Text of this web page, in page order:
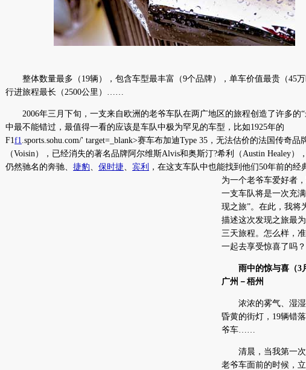
整体数量最多（19辆），包含车型最丰富（9个品牌），单车价值最贵（45万
行进旅程最长（2500公里）……
2006年三月下旬，一支来自欧洲的老爷车队在两广地区的旅程创造了许多的“
中最不能错过，最值得一看的应该是车队中极为罕见的车型，比如1925年的
F1f1.sports.sohu.com/' target=_blank>赛车布加迪Type 35，无法估价的法国传奇品
（Voisin），已经消失的著名品牌阿尔维斯Alvis和奥斯汀?希利（Austin Healey）
仍然驰名的奔驰、 捷豹、 保时捷、 宾利 ，在这支车队中也能找到他们50年前的经
为一个老爷车爱好者
一支车队将是一次充
现之旅”。在此，我将
描述这次发现之旅最
三天旅程。怎么样，
一起去享受惊喜了吗？
雨中的惊与喜（3
广州－梧州
浓浓的雾气、湿湿
昏黄的街灯，19辆错
爷车……
清晨，当我第一次
老爷车面前的时候，